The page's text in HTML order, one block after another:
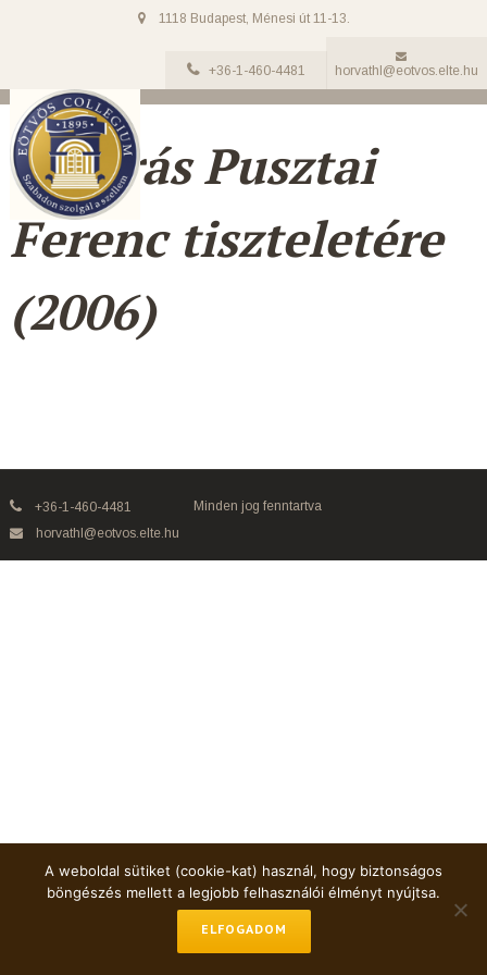
1118 Budapest, Ménesi út 11-13.
+36-1-460-4481 horvathl@eotvos.elte.hu
101 írás Pusztai
Ferenc tiszteletére
(2006)
+36-1-460-4481
horvathl@eotvos.elte.hu
Minden jog fenntartva
A weboldal sütiket (cookie-kat) használ, hogy biztonságos
böngészés mellett a legjobb felhasználói élményt nyújtsa.
ELFOGADOM